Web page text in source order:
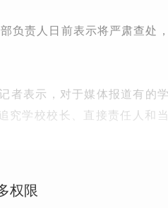
负责人日前表示将严肃查处
者表示，对于媒体报道有的
究学校校长、直接责任人和
权限